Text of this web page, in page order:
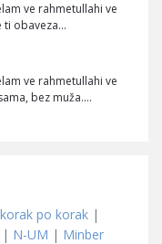
ve rahmetullahi ve
ti obaveza…
ve rahmetullahi ve
bez muža.…
po korak |
| N-UM | Minber